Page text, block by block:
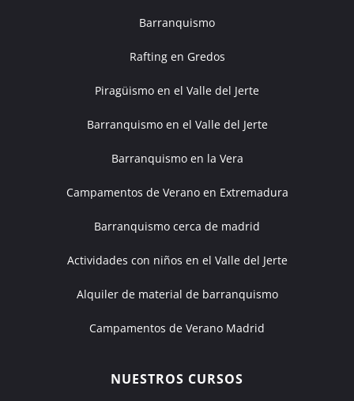
Barranquismo
Rafting en Gredos
Piragüismo en el Valle del Jerte
Barranquismo en el Valle del Jerte
Barranquismo en la Vera
Campamentos de Verano en Extremadura
Barranquismo cerca de madrid
Actividades con niños en el Valle del Jerte
Alquiler de material de barranquismo
Campamentos de Verano Madrid
NUESTROS CURSOS